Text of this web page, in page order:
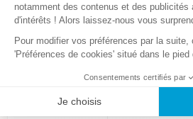
ROBOT
Comparer
notamment des contenus et des publicités
d'intérêts ! Alors laissez-nous vous
Pour modifier vos préférences par la suite,
'Préférences de cookies' situé dans le pied
Consentements certifiés par
Je choisis